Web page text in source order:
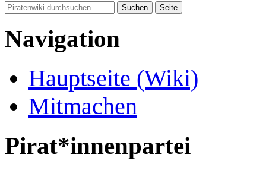
Navigation
Hauptseite (Wiki)
Mitmachen
Pirat*innenpartei